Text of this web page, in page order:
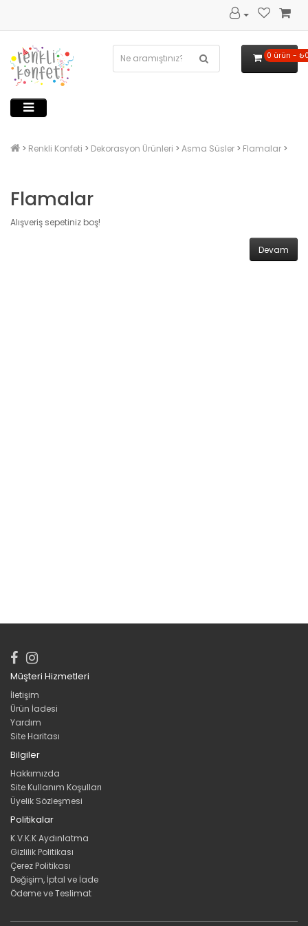
0 ürün -
Renkli Konfeti Dekorasyon Ürünleri Asma Süsler Flamalar
Flamalar
Alışveriş sepetiniz boş!
Devam
Müşteri Hizmetleri
İletişim
Ürün İadesi
Yardım
Site Haritası
Bilgiler
Hakkımızda
Site Kullanım Koşulları
Üyelik Sözleşmesi
Politikalar
K.V.K.K Aydınlatma
Gizlilik Politikası
Çerez Politikası
Değişim, İptal ve İade
Ödeme ve Teslimat